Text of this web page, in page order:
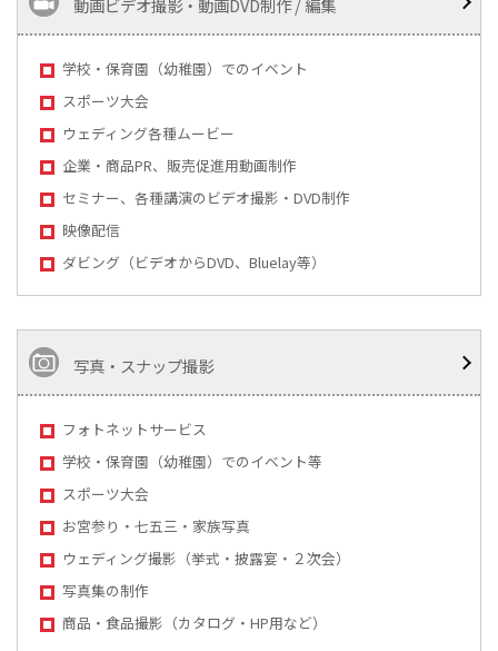
動画ビデオ撮影・動画DVD制作 / 編集
学校・保育園（幼稚園）でのイベント
スポーツ大会
ウェディング各種ムービー
企業・商品PR、販売促進用動画制作
セミナー、各種講演のビデオ撮影・DVD制作
映像配信
ダビング（ビデオからDVD、Bluelay等）
写真・スナップ撮影
フォトネットサービス
学校・保育園（幼稚園）でのイベント等
スポーツ大会
お宮参り・七五三・家族写真
ウェディング撮影（挙式・披露宴・２次会）
写真集の制作
商品・食品撮影（カタログ・HP用など）